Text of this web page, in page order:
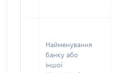
Найменування
банку або
іншої